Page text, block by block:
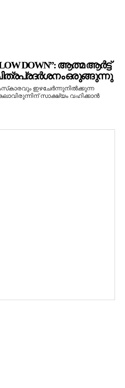
SLOW DOWN”: ആത്മ ആർട്ട്
ഒരുങ്ങുന്നു
ഇഴചേർന്നുനിൽക്കുന്ന
സാക്ഷ്യം വഹിക്കാൻ